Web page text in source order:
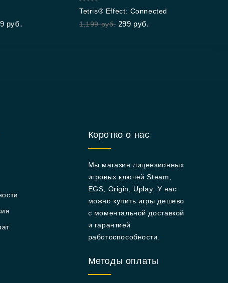
руб.
out
of
Tetris® Effect: Connected
1,199руб. 299 руб.
Коротко о нас
Мы магазин лицензионных
игровых ключей Steam,
EGS, Origin, Uplay. У нас
можно купить игры дешево
с моментальной доставкой
и гарантией
работоспособности.
Методы оплаты